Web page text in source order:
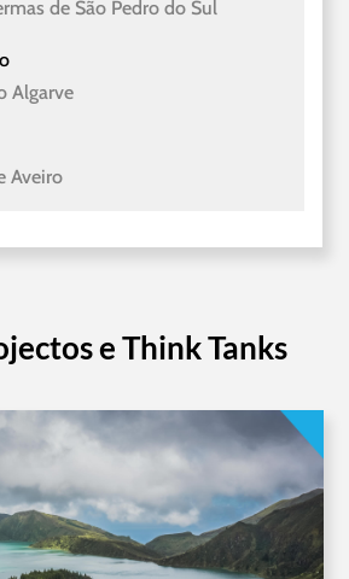
de São Pedro do Sul
Algarve
Aveiro
e Think Tanks